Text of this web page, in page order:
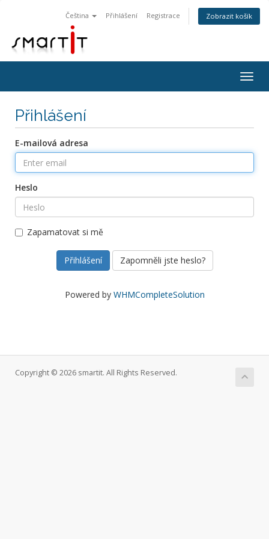
Čeština Přihlášení Registrace Zobrazit košík
Přihlášení
E-mailová adresa
Heslo
Zapamatovat si mě
Zapomněli jste heslo?
Powered by WHMCompleteSolution
Copyright © 2026 smartit. All Rights Reserved.